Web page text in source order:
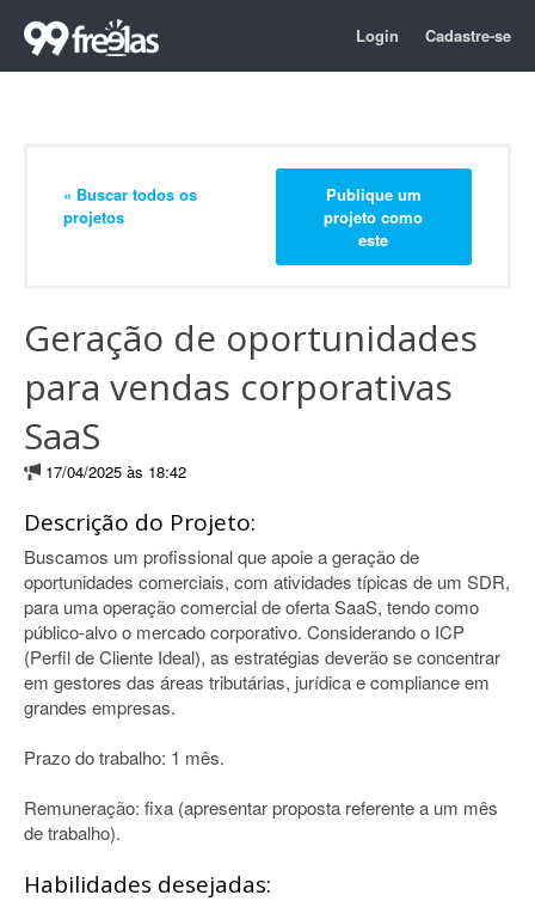
Login Cadastre-se
« Buscar todos os
projetos
Publique um
projeto como
este
Geração de oportunidades
para vendas corporativas
SaaS
17/04/2025 às 18:42
Descrição do Projeto:
Buscamos um profissional que apoie a geração de
oportunidades comerciais, com atividades típicas de um SDR,
para uma operação comercial de oferta SaaS, tendo como
público-alvo o mercado corporativo. Considerando o ICP
(Perfil de Cliente Ideal), as estratégias deverão se concentrar
em gestores das áreas tributárias, jurídica e compliance em
grandes empresas.
Prazo do trabalho: 1 mês.
Remuneração: fixa (apresentar proposta referente a um mês
de trabalho).
Habilidades desejadas: